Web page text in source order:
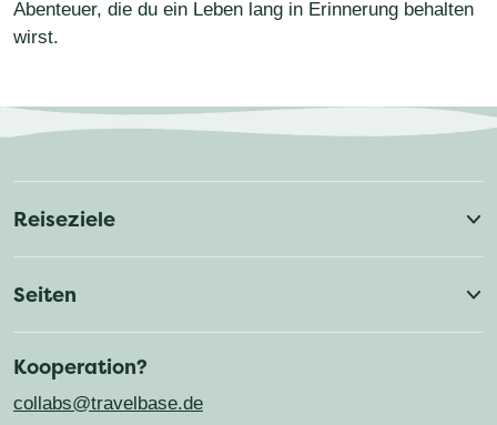
Abenteuer, die du ein Leben lang in Erinnerung behalten
wirst.
Reisethemen
Kanu & Kajak Packraft Trails
Vespa Trips
Reiseziele
Finnisch-Lappland Frankreich
Seiten
Kooperation?
collabs@travelbase.de